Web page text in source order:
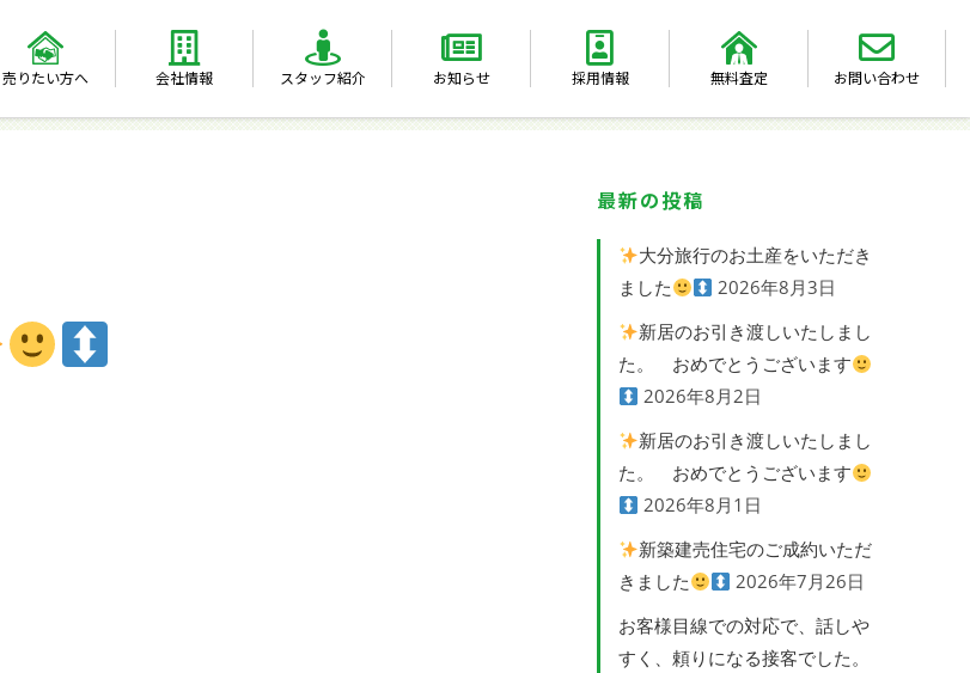
売りたい方へ 会社情報 スタッフ紹介 お知らせ 採用情報 無料査定 お問い合わせ
最新の投稿
大分旅行のお土産をいただき
ました
2026年8月3日
新居のお引き渡しいたしまし
た。 おめでとうございます
2026年8月2日
新居のお引き渡しいたしまし
た。 おめでとうございます
2026年8月1日
新築建売住宅のご成約いただ
きました
2026年7月26日
お客様目線での対応で、話しや
すく、頼りになる接客でした。